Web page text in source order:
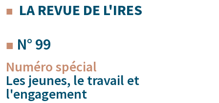
LA REVUE DE L'IRES
N° 99
Numéro spécial
Les jeunes, le travail et
l'engagement